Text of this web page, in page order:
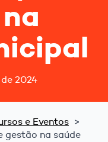
2024
e Eventos
gestão na saúde